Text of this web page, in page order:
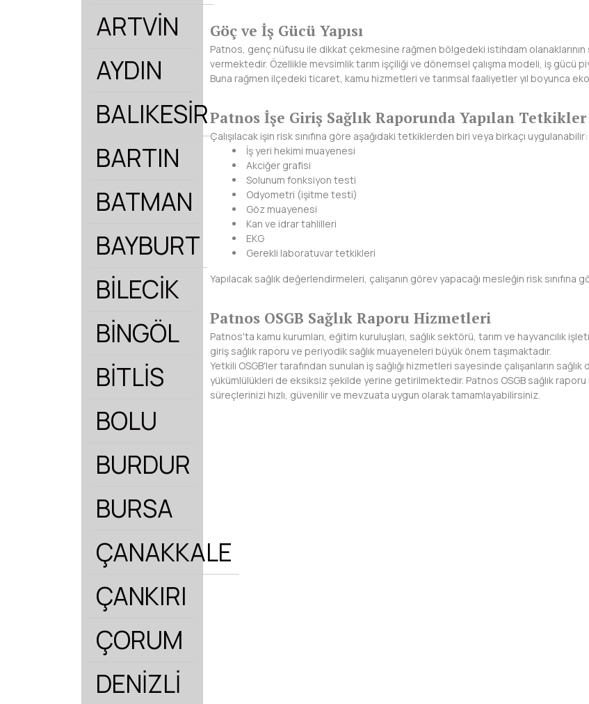
ARTVİN
AYDIN
BALIKESİR
BARTIN
BATMAN
BAYBURT
BİLECİK
BİNGÖL
BİTLİS
BOLU
BURDUR
BURSA
ÇANAKKALE
ÇANKIRI
ÇORUM
DENİZLİ
Göç ve İş Gücü Yapısı
Patnos, genç nüfusu ile dikkat çekmesine rağmen bölgedeki istihdam olanaklarının
vermektedir. Özellikle mevsimlik tarım işçiliği ve dönemsel çalışma modeli, iş gücü
Buna rağmen ilçedeki ticaret, kamu hizmetleri ve tarımsal faaliyetler yıl boyunca
Patnos İşe Giriş Sağlık Raporunda Yapılan Tetkikler
Çalışılacak işin risk sınıfına göre aşağıdaki tetkiklerden biri veya birkaçı uygulanabilir:
İş yeri hekimi muayenesi
Akciğer grafisi
Solunum fonksiyon testi
Odyometri (işitme testi)
Göz muayenesi
Kan ve idrar tahlilleri
EKG
Gerekli laboratuvar tetkikleri
Yapılacak sağlık değerlendirmeleri, çalışanın görev yapacağı mesleğin risk sınıfına
Patnos OSGB Sağlık Raporu Hizmetleri
Patnos'ta kamu kurumları, eğitim kuruluşları, sağlık sektörü, tarım ve hayvancılık
giriş sağlık raporu ve periyodik sağlık muayeneleri büyük önem taşımaktadır.
Yetkili OSGB'ler tarafından sunulan iş sağlığı hizmetleri sayesinde çalışanların
yükümlülükleri de eksiksiz şekilde yerine getirilmektedir. Patnos OSGB sağlık
süreçlerinizi hızlı, güvenilir ve mevzuata uygun olarak tamamlayabilirsiniz.